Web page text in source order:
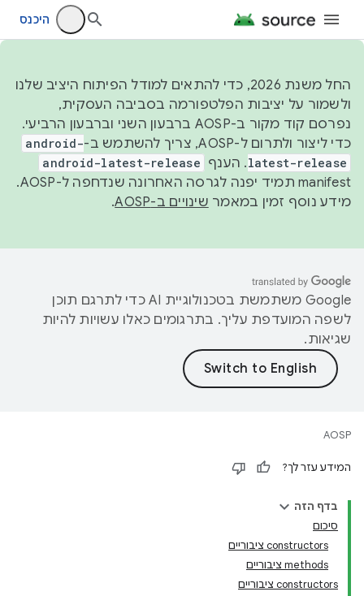
היכנס
החל משנת 2026, כדי להתאים למודל הפיתוח היציב שלנו
ולשמור על יציבות הפלטפורמה בסביבה העסקית,
נפרסם קוד מקור ב-AOSP ברבעון השני וברבעון הרביעי.
כדי ליצור ולתרום ל-AOSP, צריך להשתמש ב-
android-
latest-release. הענף android-latest-release
manifest תמיד יפנה לגרסה האחרונה שנדחפה ל-AOSP.
מידע נוסף זמין במאמר שינויים ב-AOSP .
‫Google משתמשת בטכנולוגיית AI כדי לתרגם תוכן
לשפה המועדפת עליך. בתרגומים כאלו עשויות להיות
שגיאות.
AOSP
המידע עזר לך?
בדף הזה
סיכום
‫constructors ציבוריים
‫methods ציבוריים
‫constructors ציבוריים